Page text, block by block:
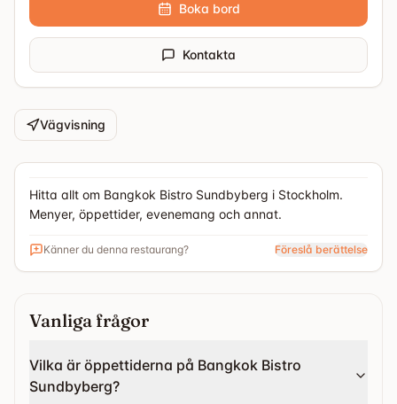
Boka bord
Kontakta
Vägvisning
Hitta allt om Bangkok Bistro Sundbyberg i Stockholm.
Menyer, öppettider, evenemang och annat.
Känner du denna restaurang? Föreslå berättelse
Vanliga frågor
Vilka är öppettiderna på Bangkok Bistro
Sundbyberg?